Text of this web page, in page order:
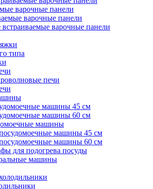
варочные панели
варочные панели
варочные панели
типа
печи
машины 45 см
машины 60 см
машины
машины 45 см
машины 60 см
для подогрева посуды
машины